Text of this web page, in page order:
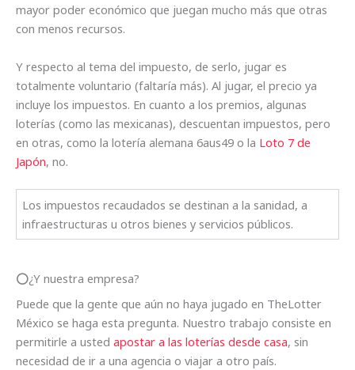
mayor poder económico que juegan mucho más que otras
con menos recursos.
Y respecto al tema del impuesto, de serlo, jugar es
totalmente voluntario (faltaría más). Al jugar, el precio ya
incluye los impuestos. En cuanto a los premios, algunas
loterías (como las mexicanas), descuentan impuestos, pero
en otras, como la lotería alemana 6aus49 o la Loto 7 de
Japón, no.
Los impuestos recaudados se destinan a la sanidad, a
infraestructuras u otros bienes y servicios públicos.
⭕️¿Y nuestra empresa?
Puede que la gente que aún no haya jugado en TheLotter
México se haga esta pregunta. Nuestro trabajo consiste en
permitirle a usted apostar a las loterías desde casa, sin
necesidad de ir a una agencia o viajar a otro país.